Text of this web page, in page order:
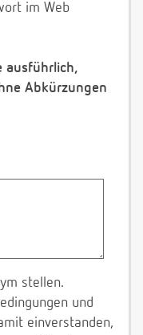
im Web
ausführlich,
Abkürzungen
stellen.
und
einverstanden,